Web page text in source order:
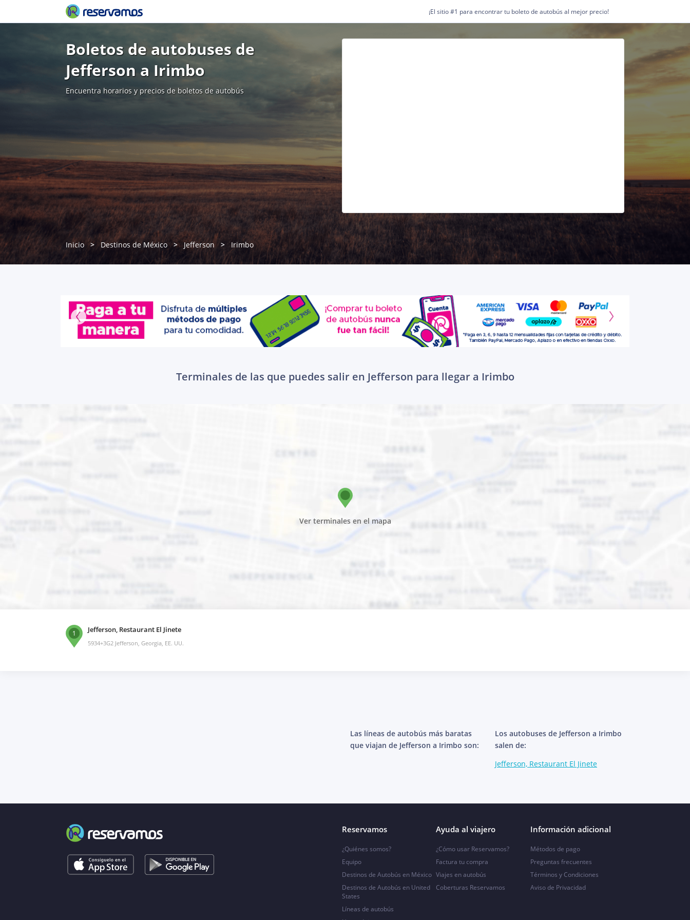
¡El sitio #1 para encontrar tu boleto de autobús al mejor precio!
Boletos de autobuses de
Jefferson a Irimbo
Encuentra horarios y precios de boletos de autobús
Inicio Destinos de México Jefferson Irimbo
Terminales de las que puedes salir en Jefferson para llegar a Irimbo
Ver terminales en el mapa
1 Jefferson, Restaurant El Jinete
5934+3G2 Jefferson, Georgia, EE. UU.
Las líneas de autobús más baratas
que viajan de Jefferson a Irimbo son:
Los autobuses de Jefferson a Irimbo
salen de:
Jefferson, Restaurant El Jinete
Reservamos
¿Quiénes somos?
Equipo
Destinos de Autobús en México
Destinos de Autobús en United
States
Líneas de autobús
Ayuda al viajero
¿Cómo usar Reservamos?
Factura tu compra
Viajes en autobús
Coberturas Reservamos
Información adicional
Métodos de pago
Preguntas frecuentes
Términos y Condiciones
Aviso de Privacidad